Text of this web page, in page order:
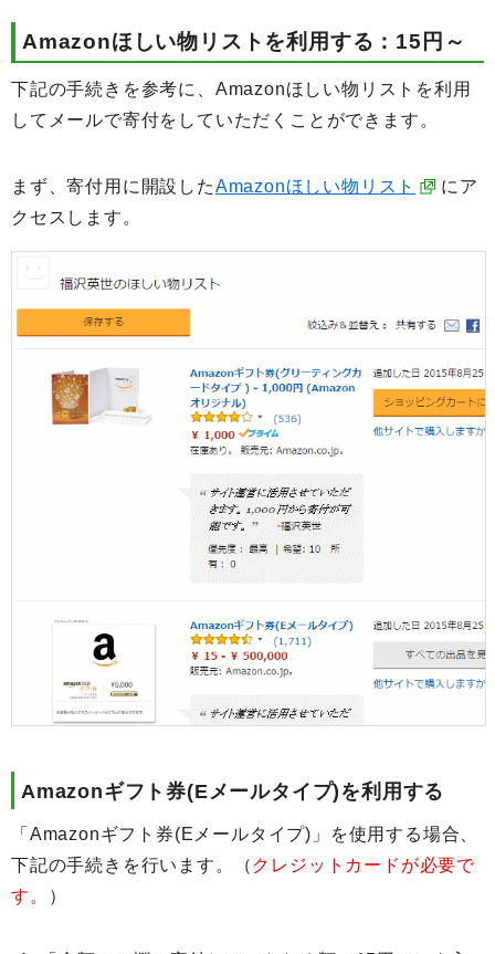
Amazonほしい物リストを利用する：15円～
下記の手続きを参考に、Amazonほしい物リストを利用
してメールで寄付をしていただくことができます。
まず、寄付用に開設したAmazonほしい物リスト
にア
クセスします。
Amazonギフト券(Eメールタイプ)を利用する
「Amazonギフト券(Eメールタイプ)」を使用する場合、
下記の手続きを行います。（ クレジットカードが必要で
す。
）